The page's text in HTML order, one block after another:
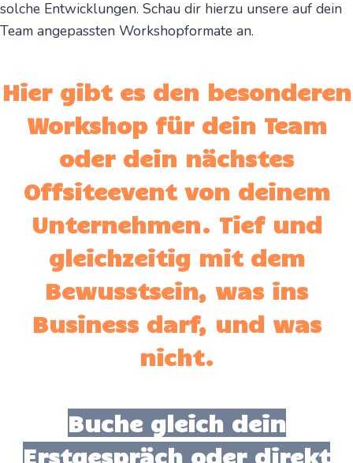
solche Entwicklungen. Schau dir hierzu unsere auf dein
Team angepassten Workshopformate an.
Hier gibt es den besonderen
Workshop für dein Team
oder dein nächstes
Offsiteevent von deinem
Unternehmen. Tief und
gleichzeitig mit dem
Bewusstsein, was ins
Business darf, und was
nicht.
Buche gleich dein
Erstgespräch oder direkt